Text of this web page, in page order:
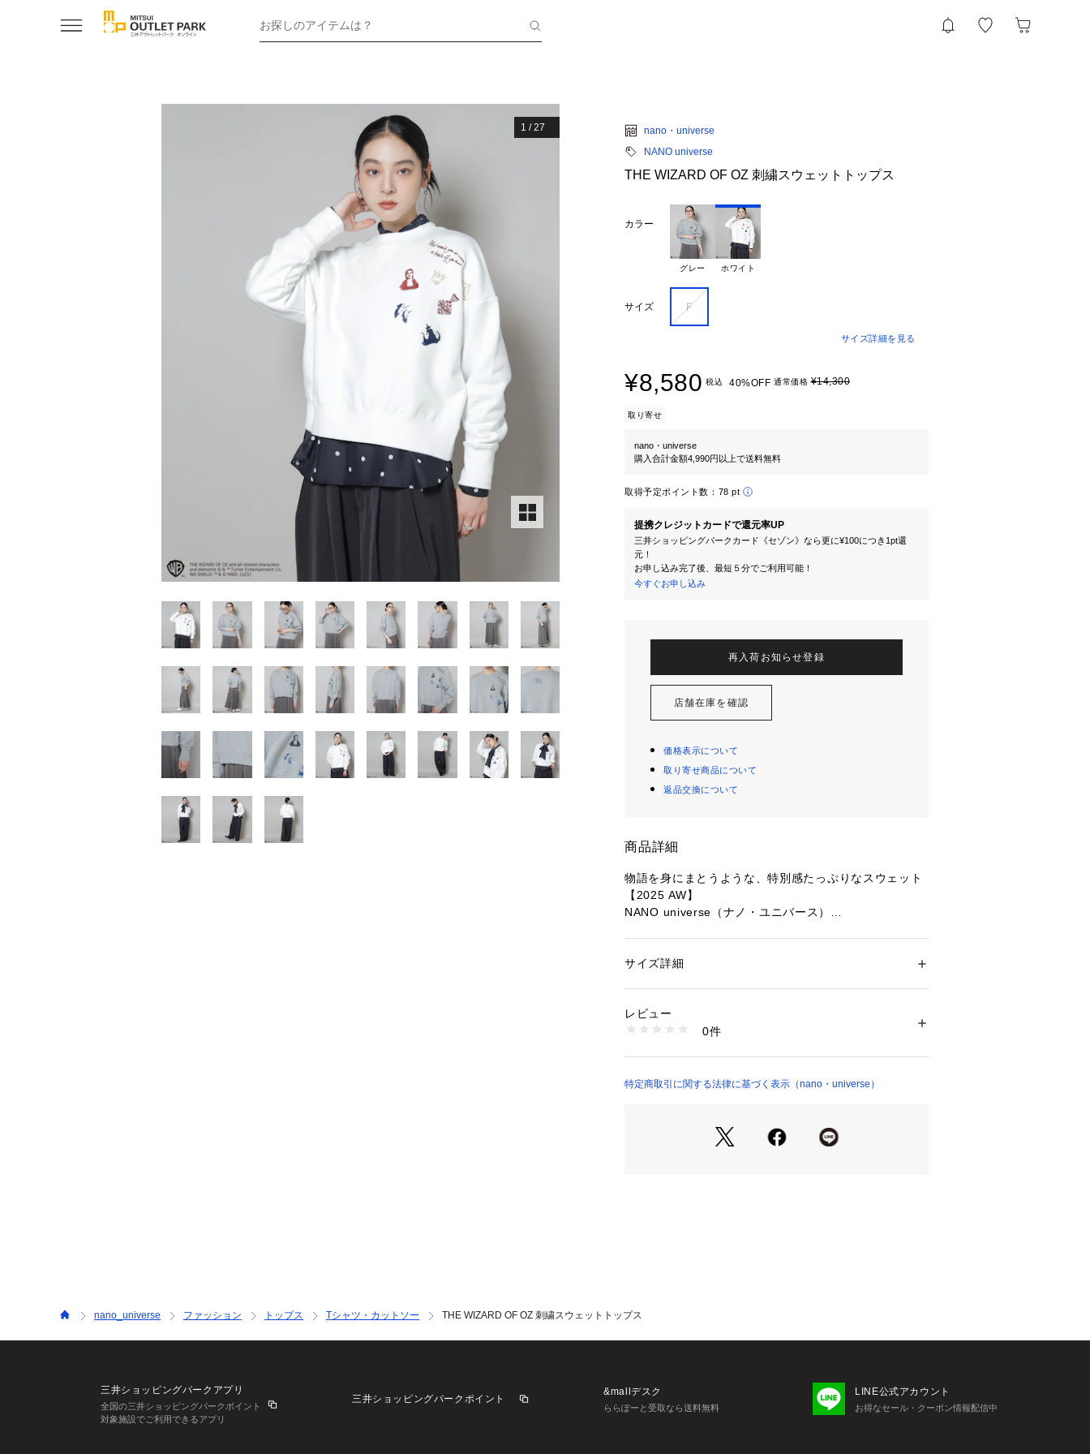
お探しのアイテムは？
1 /27
nano・universe
NANO universe
THE WIZARD OF OZ 刺繍スウェットトップス
カラー
グレー ホワイト
サイズ Ｆ
サイズ詳細を見る
¥8,580 税込 40%OFF 通常価格¥14,300
取り寄せ
nano・universe
購入合計金額4,990円以上で送料無料
取得予定ポイント数： 78 pt
提携クレジットカードで還元率UP
三井ショッピングパークカード《セゾン》なら更に¥100につき1pt還
元！
お申し込み完了後、最短５分でご利用可能！
今すぐお申し込み
再入荷お知らせ登録
店舗在庫を確認
価格表示について
取り寄せ商品について
返品交換について
商品詳細
物語を身にまとうような、特別感たっぷりなスウェット
【2025 AW】
NANO universe（ナノ・ユニバース）
で遊び心ある刺繍に落とし込んだスウェットトップス。
そがあったら、何をする？) 」を英字でさりげなく刺
繍。物語を身にまとうような、特別感を堪能できる1着
■デザイン
・表情やスタイルは今のファッションに馴染むようアッ
プデートしつつ、どこか懐かしさを感じるデザイン
・洗濯機使用可
■コーディネート
性別：レディース
生産国：中国製
洗濯：40℃非常に弱い 漂白× アイロン110℃ ドライ弱い タンブル
※詳しい洗濯方法については、商品の品質表示タグをご覧くださ
商品番号：1096600001919 （モール）
サイズ詳細
レビュー
0件
特定商取引に関する法律に基づく表示（nano・universe）
nano_universe ファッション トップス Tシャツ・カットソー THE WIZARD OF OZ 刺繍スウェットトップス
三井ショッピングパークアプリ
全国の三井ショッピングパークポイント
対象施設でご利用できるアプリ
三井ショッピングパークポイント
&mallデスク
ららぽーと受取なら送料無料
LINE公式アカウント
お得なセール・クーポン情報配信中